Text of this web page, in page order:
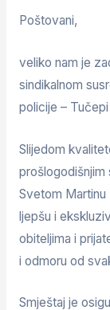
Poštovani,
veliko nam je
sindikalnom
policije –
Slijedom
prošlogodišnjim
Svetom Martinu
ljepšu i
obiteljima i
i odmoru od
Smještaj je